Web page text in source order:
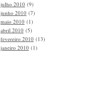
julho 2010 (9)
junho 2010 (7)
maio 2010 (1)
abril 2010 (5)
fevereiro 2010 (13)
janeiro 2010 (1)